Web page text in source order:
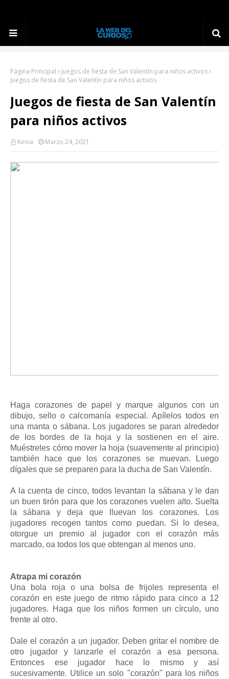
Página Principal
Juegos de fiesta de San Valentín para niños activos
Juegos de fiesta de San Valentín para niños activos
Juegos de fiesta de San Valentín
para niños activos
Kenia Marzo 24, 2021
Haga corazones de papel y marque algunos con un
dibujo, sello o calcomanía especial. Apílelos todos en
una manta o sábana. Los jugadores se paran alrededor
de los bordes de la hoja y la sostienen en el aire.
Muéstreles cómo mover la hoja (suavemente al principio)
también hace que los corazones se muevan. Luego
dígales que se preparen para la ducha de San Valentín.
A la cuenta de cinco, todos levantan la sábana y le dan
un buen tirón para que los corazones vuelen alto. Suelta
la sábana y deja que lluevan los corazones. Los
jugadores recogen tantos como puedan. Si lo desea,
otorgue un premio al jugador con el corazón más
marcado, oa todos los que obtengan al menos uno.
Atrapa mi corazón
Una bola roja o una bolsa de frijoles representa el
corazón en este juego de ritmo rápido para cinco a 12
jugadores. Haga que los niños formen un círculo, uno
frente al otro.
Dale el corazón a un jugador. Deben gritar el nombre de
otro jugador y lanzarle el corazón a esa persona.
Entonces ese jugador hace lo mismo y así
sucesivamente. Utilice un solo "corazón" para los niños